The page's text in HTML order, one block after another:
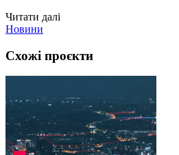
Читати далі
Новини
Схожі проєкти